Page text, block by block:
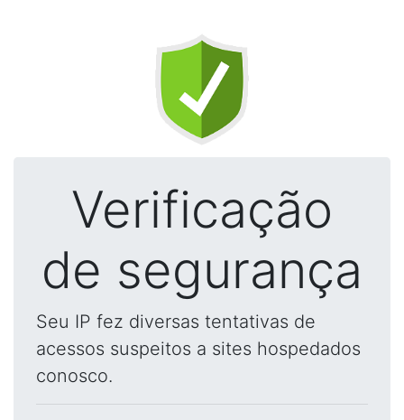
Verificação
de segurança
Seu IP fez diversas tentativas de
acessos suspeitos a sites hospedados
conosco.